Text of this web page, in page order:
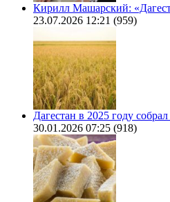
Кирилл Машарский:
23.07.2026 12:21 (959)
Дагестан в 2025 году
30.01.2026 07:25 (918)